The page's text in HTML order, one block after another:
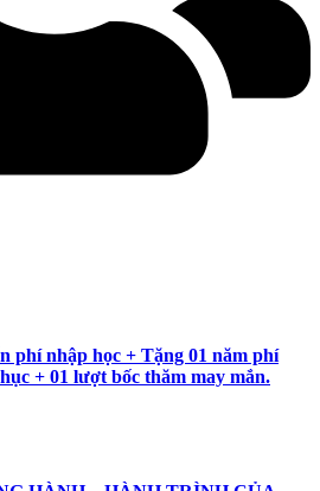
phí nhập học + Tặng 01 năm phí
+ 01 lượt bốc thăm may mắn.